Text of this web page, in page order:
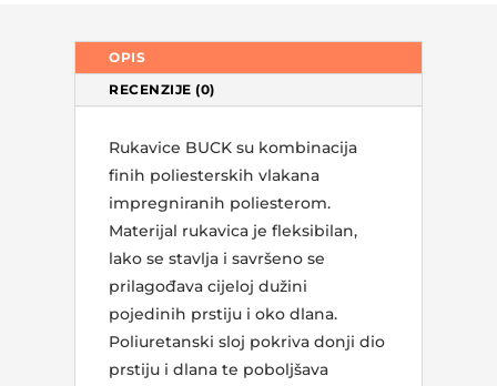
OPIS
RECENZIJE (0)
Rukavice BUCK su kombinacija
finih poliesterskih vlakana
impregniranih poliesterom.
Materijal rukavica je fleksibilan,
lako se stavlja i savršeno se
prilagođava cijeloj dužini
pojedinih prstiju i oko dlana.
Poliuretanski sloj pokriva donji dio
prstiju i dlana te poboljšava